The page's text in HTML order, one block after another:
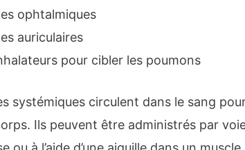
ophtalmiques
auriculaires
pour cibler les poumons
systémiques circulent dans le sang
Ils peuvent être administrés par